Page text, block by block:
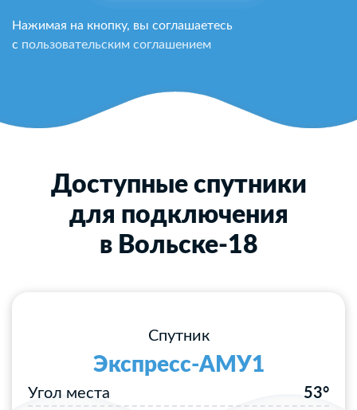
Нажимая на кнопку, вы соглашаетесь
с пользовательским соглашением
Доступные спутники
для подключения
в Вольске-18
Спутник
Экспресс-АМУ1
Угол места
53°